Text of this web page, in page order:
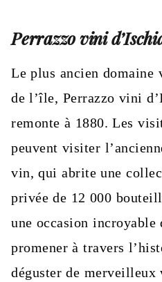
Perrazzo vini
Le plus ancien domaine
de l’île, Perrazzo vini
remonte à 1880. Les
peuvent visiter
vin, qui abrite une
privée de 12 000
une occasion incroyable
promener à travers
déguster de merveilleux